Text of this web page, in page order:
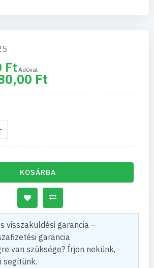
Ft
Ft
KOSÁRBA
visszaküldési garancia –
garancia
van szüksége? Írjon nekünk,
segítünk.